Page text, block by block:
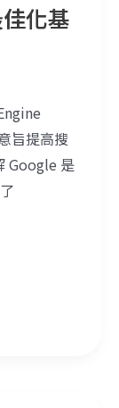
化基
旨提高搜
Google 是